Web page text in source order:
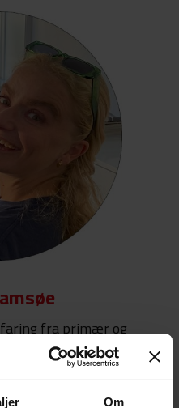
Om
fra primær og
sektor